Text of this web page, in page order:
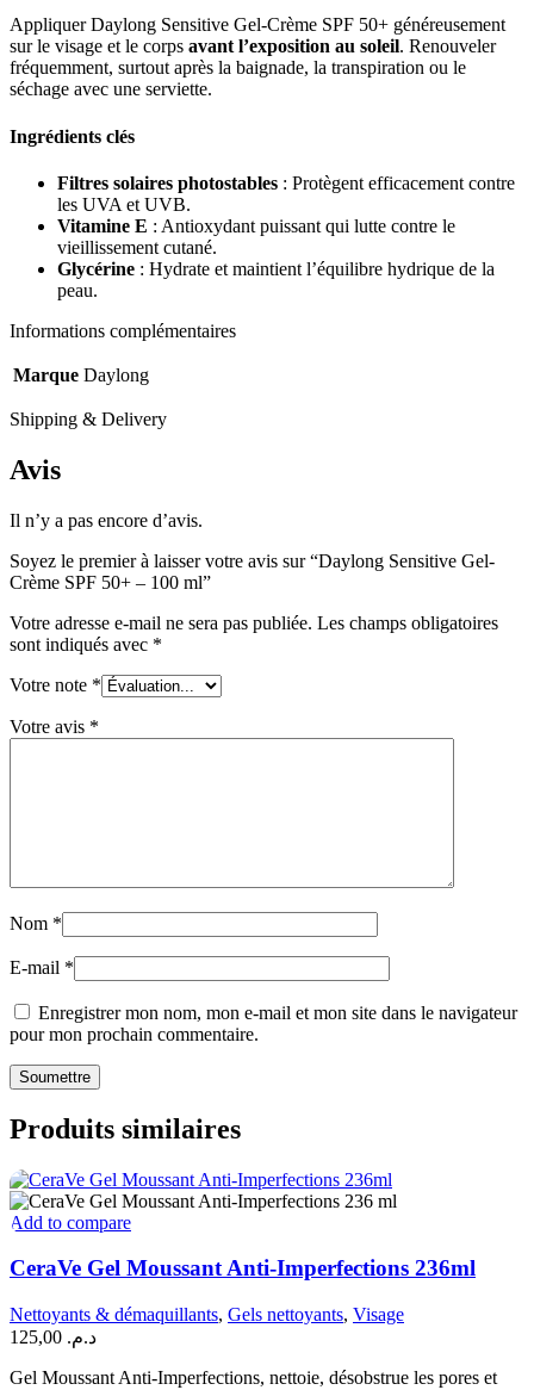
Appliquer Daylong Sensitive Gel-Crème SPF 50+ généreusement
sur le visage et le corps avant l’exposition au soleil. Renouveler
fréquemment, surtout après la baignade, la transpiration ou le
séchage avec une serviette.
Ingrédients clés
Filtres solaires photostables : Protègent efficacement contre
les UVA et UVB.
Vitamine E : Antioxydant puissant qui lutte contre le
vieillissement cutané.
Glycérine : Hydrate et maintient l’équilibre hydrique de la
peau.
Informations complémentaires
Marque Daylong
Shipping & Delivery
Avis
Il n’y a pas encore d’avis.
Soyez le premier à laisser votre avis sur “Daylong Sensitive Gel-
Crème SPF 50+ – 100 ml”
Votre adresse e-mail ne sera pas publiée. Les champs obligatoires
sont indiqués avec *
Votre note *
Votre avis *
Nom *
E-mail *
Enregistrer mon nom, mon e-mail et mon site dans le navigateur
pour mon prochain commentaire.
Produits similaires
Add to compare
CeraVe Gel Moussant Anti-Imperfections 236ml
Nettoyants & démaquillants, Gels nettoyants, Visage
د.م.
Gel Moussant Anti-Imperfections, nettoie, désobstrue les pores et